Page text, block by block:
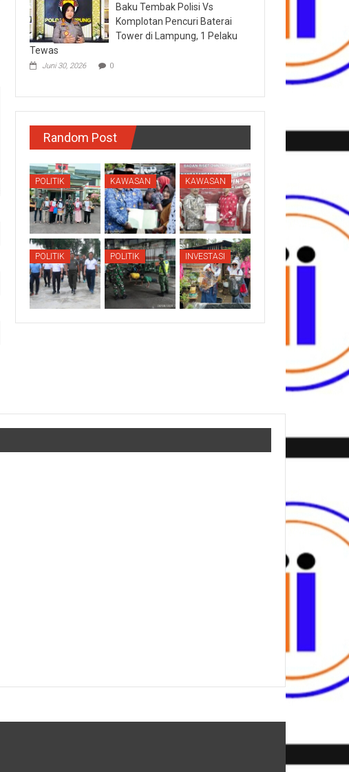
Baku Tembak Polisi Vs
Komplotan Pencuri Baterai
Tower di Lampung, 1 Pelaku
Tewas
Juni 30, 2026 0
Random Post
POLITIK KAWASAN KAWASAN
POLITIK POLITIK INVESTASI